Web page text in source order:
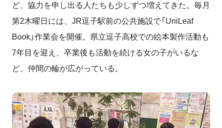
ど、協力を申し出る人たちも少しずつ増えてきた。毎月
第2木曜日には、JR逗子駅前の公共施設で「UniLeaf
Book」作業会を開催。県立逗子高校での絵本製作活動も
7年目を迎え、卒業後も活動を続ける女の子がいるな
ど、仲間の輪が広がっている。